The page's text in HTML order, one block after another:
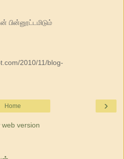
2010/11/blog-
›
Home
web version